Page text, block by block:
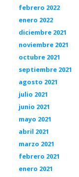
febrero 2022
enero 2022
diciembre 2021
noviembre 2021
octubre 2021
septiembre 2021
agosto 2021
julio 2021
junio 2021
mayo 2021
abril 2021
marzo 2021
febrero 2021
enero 2021